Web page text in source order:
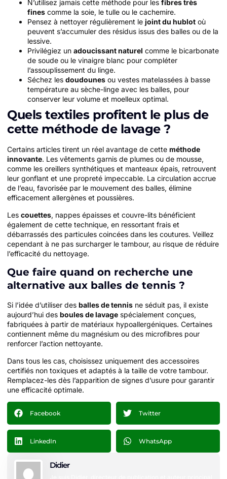
N’utilisez jamais cette méthode pour les fibres très
fines comme la soie, le tulle ou le cachemire.
Pensez à nettoyer régulièrement le joint du hublot où
peuvent s’accumuler des résidus issus des balles ou de la
lessive.
Privilégiez un adoucissant naturel comme le bicarbonate
de soude ou le vinaigre blanc pour compléter
l’assouplissement du linge.
Séchez les doudounes ou vestes matelassées à basse
température au sèche-linge avec les balles, pour
conserver leur volume et moelleux optimal.
Quels textiles profitent le plus de
cette méthode de lavage ?
Certains articles tirent un réel avantage de cette méthode
innovante. Les vêtements garnis de plumes ou de mousse,
comme les oreillers synthétiques et manteaux épais, retrouvent
leur gonflant et une propreté impeccable. La circulation accrue
de l’eau, favorisée par le mouvement des balles, élimine
efficacement allergènes et poussières.
Les couettes, nappes épaisses et couvre-lits bénéficient
également de cette technique, en ressortant frais et
débarrassés des particules coincées dans les coutures. Veillez
cependant à ne pas surcharger le tambour, au risque de réduire
l’efficacité du nettoyage.
Que faire quand on recherche une
alternative aux balles de tennis ?
Si l’idée d’utiliser des balles de tennis ne séduit pas, il existe
aujourd’hui des boules de lavage spécialement conçues,
fabriquées à partir de matériaux hypoallergéniques. Certaines
contiennent même du magnésium ou des microfibres pour
renforcer l’action nettoyante.
Dans tous les cas, choisissez uniquement des accessoires
certifiés non toxiques et adaptés à la taille de votre tambour.
Remplacez-les dès l’apparition de signes d’usure pour garantir
une efficacité optimale.
Facebook Twitter
LinkedIn WhatsApp
Didier